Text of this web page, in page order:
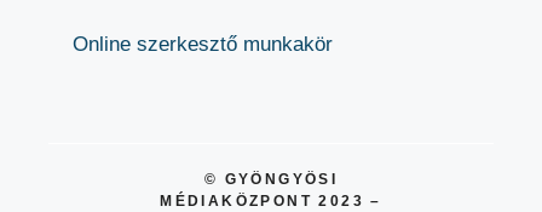
Online szerkesztő munkakör
© GYÖNGYÖSI
MÉDIAKÖZPONT 2023 –